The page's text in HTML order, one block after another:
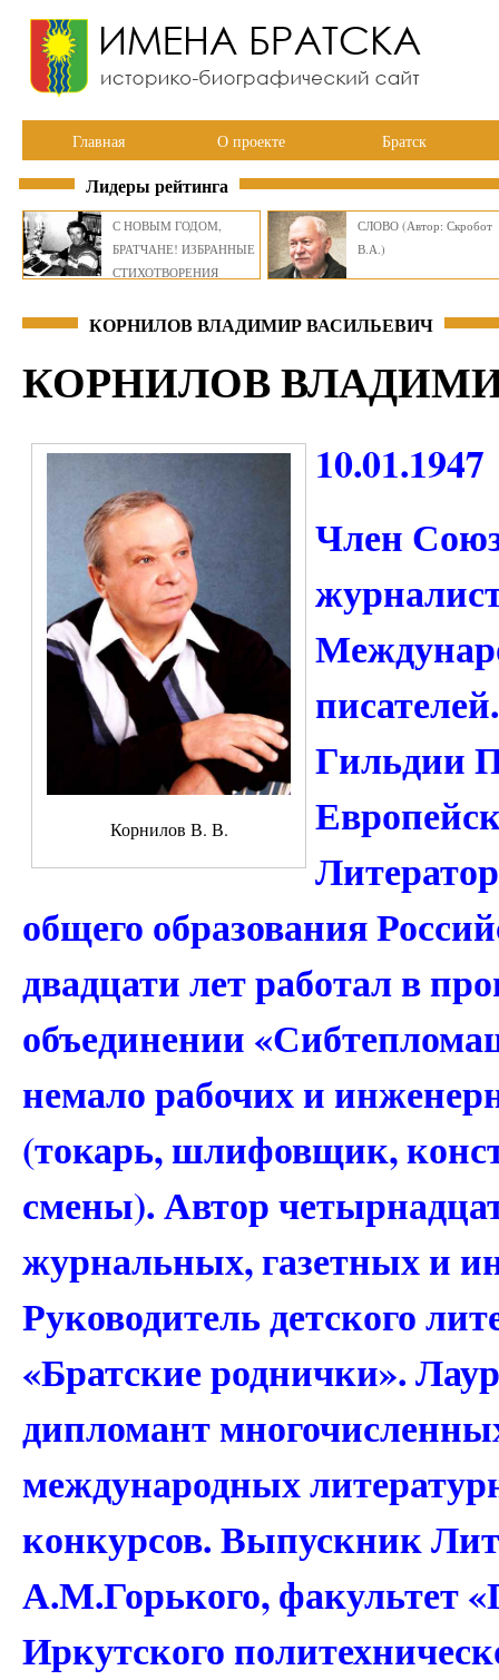
Главная О проекте Братск
Лидеры рейтинга
С НОВЫМ ГОДОМ,
БРАТЧАНЕ! ИЗБРАННЫЕ
СТИХОТВОРЕНИЯ
СЛОВО (Автор: Скробот
В.А.)
КОРНИЛОВ ВЛАДИМИР ВАСИЛЬЕВИЧ
КОРНИЛОВ
Корнилов В. В.
10.01.1947
Член
Гильдии
общего образования
двадцати лет работал в
объединении
немало рабочих и
(токарь, шлифовщик,
смены). Автор
журнальных, газетных и
Руководитель детского
«Братские роднички».
дипломант
международных
конкурсов. Выпускник
А.М.Горького, факультет
Иркутского